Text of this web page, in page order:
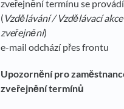
zveřejnění termínu se
( Vzdělávání / Vzdělávací
zveřejnění)
e-mail odchází přes frontu
Upozornění pro
zveřejnění termínů